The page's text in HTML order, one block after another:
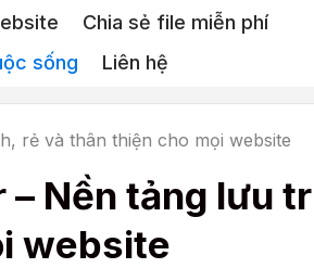
Chia sẻ file miễn phí
sống Liên hệ
rẻ và thân thiện cho mọi website
Nền tảng lưu
website